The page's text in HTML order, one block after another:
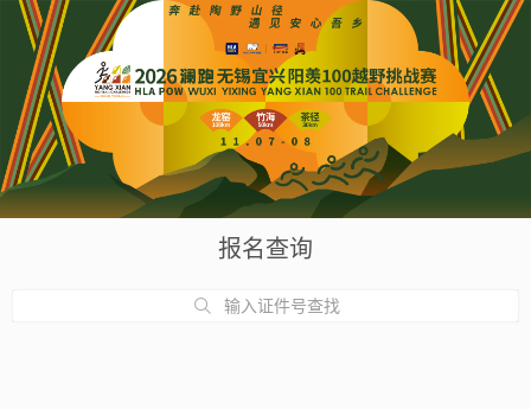
报名查询
输入证件号查找